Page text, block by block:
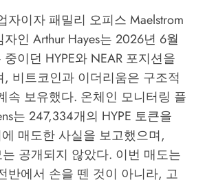
자이자 패밀리 오피스 Maelstrom
인 Arthur Hayes는 2026년 6월
이던 HYPE와 NEAR 포지션을
비트코인과 이더리움은 구조적
속 보유했다. 온체인 모니터링 플
는 247,334개의 HYPE 토큰을
매도한 사실을 보고했으며,
공개되지 않았다. 이번 매도는
반에서 손을 뗀 것이 아니라, 고